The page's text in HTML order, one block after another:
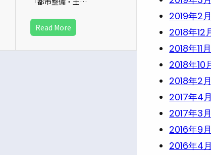
Read More
2019年2月
2018年12
2018年11月
2018年10
2018年2月
2017年4月
2017年3月
2016年9月
2016年4月